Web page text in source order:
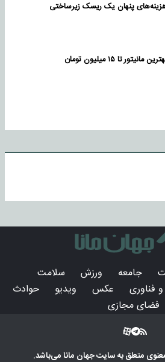
پنهان یک ریسک زیرساختی
مانیتور تا ۱۵ میلیون تومان
جامعه ورزش
سلامت
فناوری عکس ویدیو
حوادث
فضای مجازی
متعلق به سایتجهان مانامی‌باشد.